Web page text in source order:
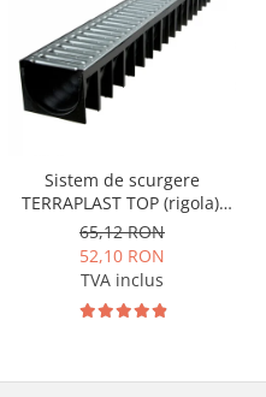
Sistem de scurgere
TERRAPLAST TOP (rigola),
lungime 1m
65,12 RON
52,10 RON
TVA inclus